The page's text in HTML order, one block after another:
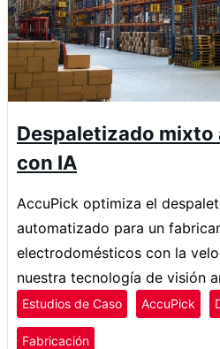
Despaletizado
con IA
AccuPick optimiza el
automatizado para un
electrodomésticos con la
nuestra tecnología de visión
Estudios de Caso AccuPick
Fabricación